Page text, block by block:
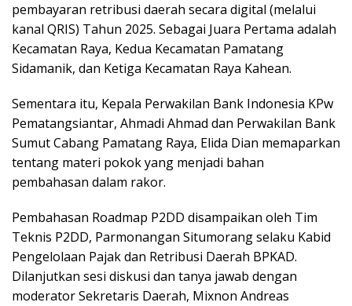
pembayaran retribusi daerah secara digital (melalui
kanal QRIS) Tahun 2025. Sebagai Juara Pertama adalah
Kecamatan Raya, Kedua Kecamatan Pamatang
Sidamanik, dan Ketiga Kecamatan Raya Kahean.
Sementara itu, Kepala Perwakilan Bank Indonesia KPw
Pematangsiantar, Ahmadi Ahmad dan Perwakilan Bank
Sumut Cabang Pamatang Raya, Elida Dian memaparkan
tentang materi pokok yang menjadi bahan
pembahasan dalam rakor.
Pembahasan Roadmap P2DD disampaikan oleh Tim
Teknis P2DD, Parmonangan Situmorang selaku Kabid
Pengelolaan Pajak dan Retribusi Daerah BPKAD.
Dilanjutkan sesi diskusi dan tanya jawab dengan
moderator Sekretaris Daerah, Mixnon Andreas